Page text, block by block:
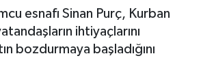
esnafı Sinan Purç, Kurban
ihtiyaçlarını
bozdurmaya başladığını
Durumu ve Fikstür